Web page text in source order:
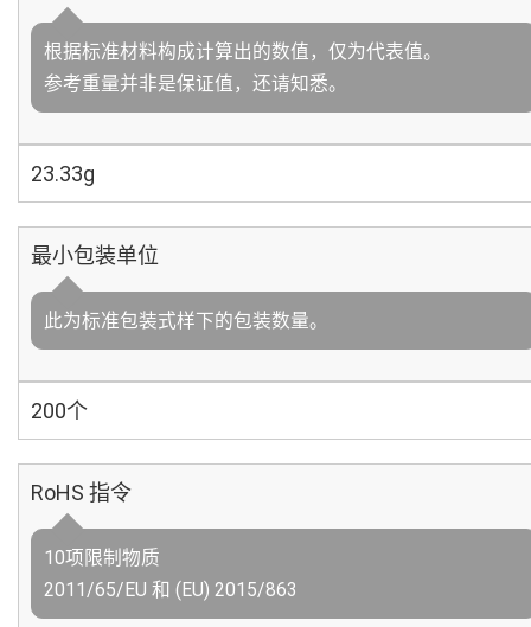
根据标准材料构成计算出的数值，仅为代表值。
参考重量并非是保证值，还请知悉。
23.33g
最小包装单位
此为标准包装式样下的包装数量。
200个
RoHS 指令
10项限制物质
2011/65/EU 和 (EU) 2015/863